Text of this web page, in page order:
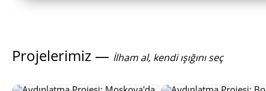
Projelerimiz — İlham al, kendi ışığını seç